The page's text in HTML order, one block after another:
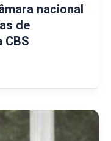
nacional
de
CBS